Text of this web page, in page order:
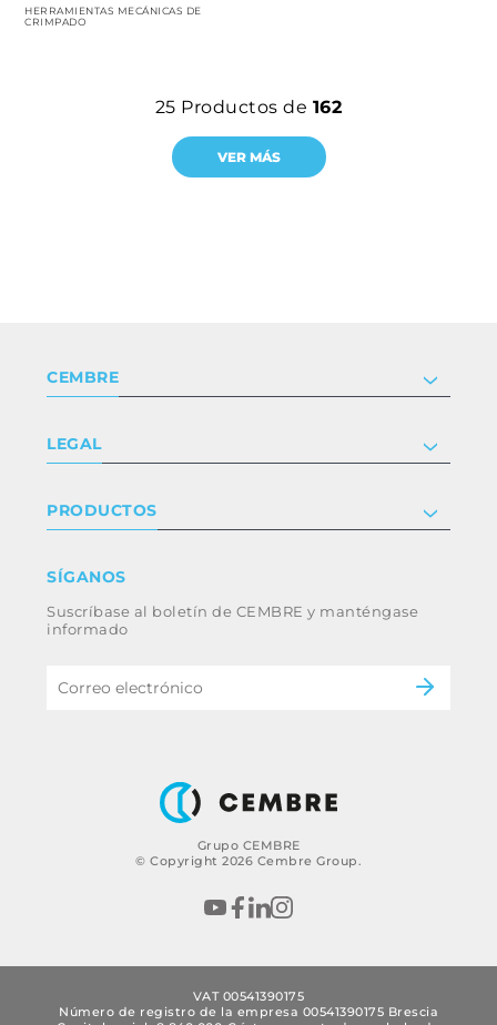
HERRAMIENTAS MECÁNICAS DE
CRIMPADO
25 Productos de 162
VER MÁS
Grupo CEMBRE
© Copyright 2026 Cembre Group.
CEMBRE
Certificaciones
Trabaja con nosotros
LEGAL
Términos y condiciones
Whistleblowing
Código ético y política anticorrupción del
grupo
PRODUCTOS
Industria
Energía
B2B Disclaimer
SÍGANOS
Suscríbase al boletín de CEMBRE y manténgase
informado
VAT 00541390175
Número de registro de la empresa 00541390175 Brescia